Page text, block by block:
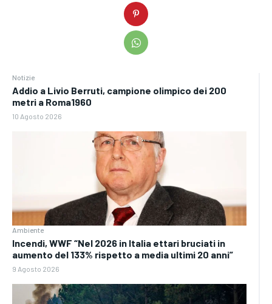
Notizie
Addio a Livio Berruti, campione olimpico dei 200
metri a Roma1960
10 Agosto 2026
Ambiente
Incendi, WWF “Nel 2026 in Italia ettari bruciati in
aumento del 133% rispetto a media ultimi 20 anni”
9 Agosto 2026